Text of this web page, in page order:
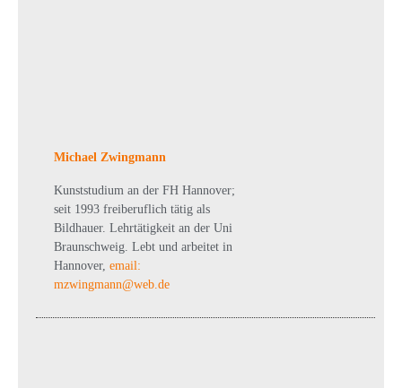
Michael Zwingmann
Kunststudium an der FH Hannover;
seit 1993 freiberuflich tätig als
Bildhauer. Lehrtätigkeit an der Uni
Braunschweig. Lebt und arbeitet in
Hannover, email:
mzwingmann@web.de